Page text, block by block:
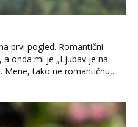
prvi pogled. Romantični
onda mi je „Ljubav je na
Mene, tako ne romantičnu,...